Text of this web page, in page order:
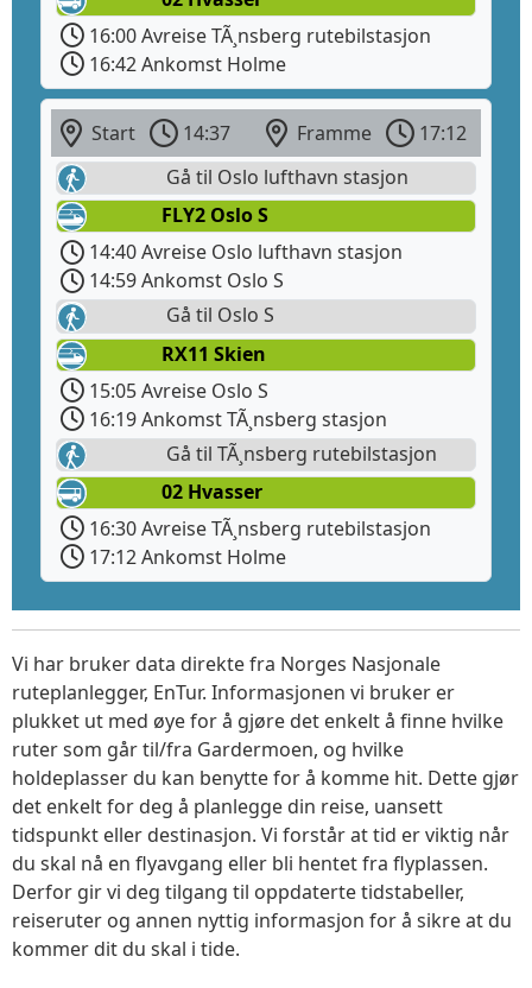
16:00 Avreise TÃ¸nsberg rutebilstasjon
16:42 Ankomst Holme
Start 14:37 Framme
17:12
Gå til Oslo lufthavn stasjon
FLY2 Oslo S
14:40 Avreise Oslo lufthavn stasjon
14:59 Ankomst Oslo S
Gå til Oslo S
RX11 Skien
15:05 Avreise Oslo S
16:19 Ankomst TÃ¸nsberg stasjon
Gå til TÃ¸nsberg rutebilstasjon
02 Hvasser
16:30 Avreise TÃ¸nsberg rutebilstasjon
17:12 Ankomst Holme
Vi har bruker data direkte fra Norges Nasjonale
ruteplanlegger, EnTur. Informasjonen vi bruker er
plukket ut med øye for å gjøre det enkelt å finne hvilke
ruter som går til/fra Gardermoen, og hvilke
holdeplasser du kan benytte for å komme hit. Dette gjør
det enkelt for deg å planlegge din reise, uansett
tidspunkt eller destinasjon. Vi forstår at tid er viktig når
du skal nå en flyavgang eller bli hentet fra flyplassen.
Derfor gir vi deg tilgang til oppdaterte tidstabeller,
reiseruter og annen nyttig informasjon for å sikre at du
kommer dit du skal i tide.